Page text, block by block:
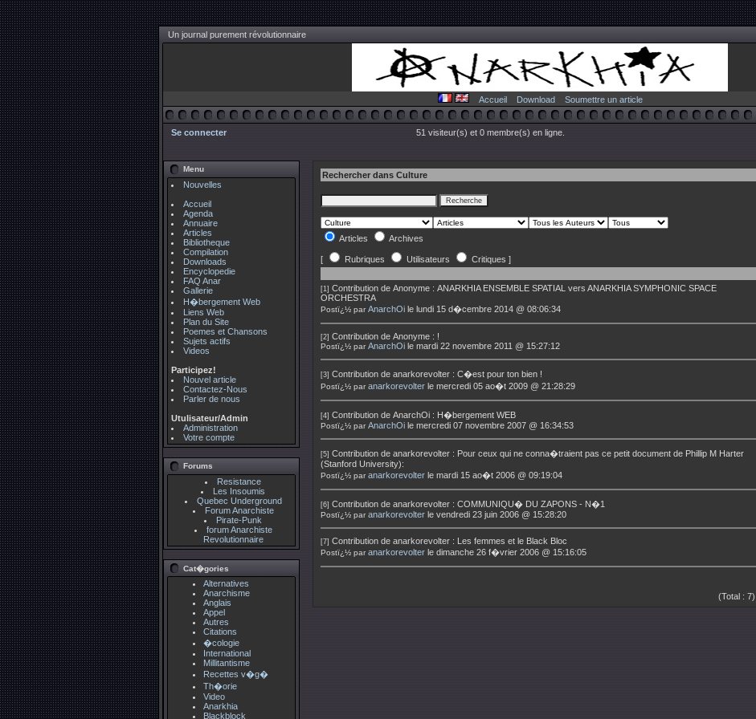
Un journal purement révolutionnaire
Accueil Download Soumettre un article
Se connecter 51 visiteur(s) et 0 membre(s) en ligne.
Menu
Nouvelles
Accueil
Agenda
Annuaire
Articles
Bibliotheque
Compilation
Downloads
Encyclopedie
FAQ Anar
Gallerie
H�bergement Web
Liens Web
Plan du Site
Poemes et Chansons
Sujets actifs
Videos
Participez!
Nouvel article
Contactez-Nous
Parler de nous
Utulisateur/Admin
Administration
Votre compte
Forums
Resistance
Les Insoumis
Quebec Underground
Forum Anarchiste
Pirate-Punk
forum Anarchiste
Revolutionnaire
Cat�gories
Alternatives
Anarchisme
Anglais
Appel
Autres
Citations
�cologie
International
Millitantisme
Recettes v�g�
Th�orie
Video
Anarkhia
Blackblock
Rechercher dans Culture
Articles Archives
[ Rubriques Utilisateurs Critiques ]
[1] Contribution de Anonyme : ANARKHIA ENSEMBLE SPATIAL vers ANARKHIA SYMPHONIC SPACE
ORCHESTRA
Postï¿½ par AnarchOi le lundi 15 d�cembre 2014 @ 08:06:34
[2] Contribution de Anonyme : !
Postï¿½ par AnarchOi le mardi 22 novembre 2011 @ 15:27:12
[3] Contribution de anarkorevolter : C�est pour ton bien !
Postï¿½ par anarkorevolter le mercredi 05 ao�t 2009 @ 21:28:29
[4] Contribution de AnarchOi : H�bergement WEB
Postï¿½ par AnarchOi le mercredi 07 novembre 2007 @ 16:34:53
[5] Contribution de anarkorevolter : Pour ceux qui ne conna�traient pas ce petit document de Phillip M Harter
(Stanford University):
Postï¿½ par anarkorevolter le mardi 15 ao�t 2006 @ 09:19:04
[6] Contribution de anarkorevolter : COMMUNIQU� DU ZAPONS - N�1
Postï¿½ par anarkorevolter le vendredi 23 juin 2006 @ 15:28:20
[7] Contribution de anarkorevolter : Les femmes et le Black Bloc
Postï¿½ par anarkorevolter le dimanche 26 f�vrier 2006 @ 15:16:05
(Total : 7)